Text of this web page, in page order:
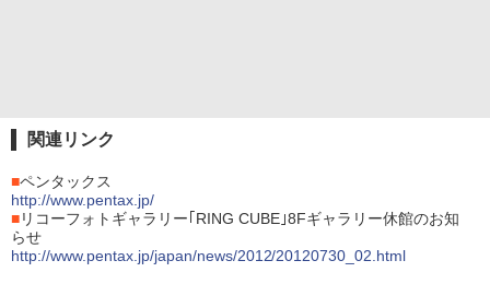
関連リンク
■ペンタックス
http://www.pentax.jp/
■リコーフォトギャラリー｢RING CUBE｣8Fギャラリー休館のお知
らせ
http://www.pentax.jp/japan/news/2012/20120730_02.html